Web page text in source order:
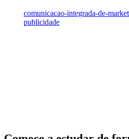
comunicacao-integrada-de-
publicidade